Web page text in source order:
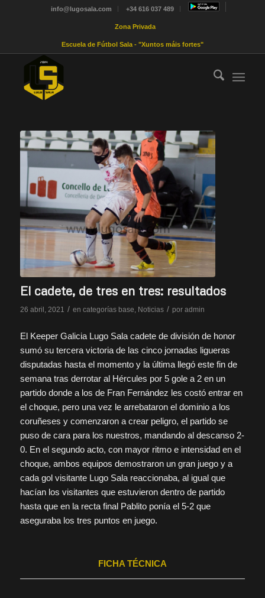
info@lugosala.com +34 616 037 489
Zona Privada
Escuela de Fútbol Sala - "Xuntos máis fortes"
El cadete, de tres en tres: resultados
26 abril, 2021 / en categorías base, Noticias / por admin
El Keeper Galicia Lugo Sala cadete de división de honor
sumó su tercera victoria de las cinco jornadas ligueras
disputadas hasta el momento y la última llegó este fin de
semana tras derrotar al Hércules por 5 gole a 2 en un
partido donde a los de Fran Fernández les costó entrar en
el choque, pero una vez le arrebataron el dominio a los
coruñeses y comenzaron a crear peligro, el partido se
puso de cara para los nuestros, mandando al descanso 2-
0. En el segundo acto, con mayor ritmo e intensidad en el
choque, ambos equipos demostraron un gran juego y a
cada gol visitante Lugo Sala reaccionaba, al igual que
hacían los visitantes que estuvieron dentro de partido
hasta que en la recta final Pablito ponía el 5-2 que
aseguraba los tres puntos en juego.
FICHA TÉCNICA